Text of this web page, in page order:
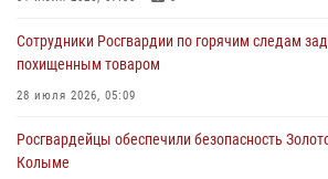
Сотрудники Росгвардии по горячим следам
похищенным товаром
28 июля 2026, 05:09
Росгвардейцы обеспечили безопасность
Колыме